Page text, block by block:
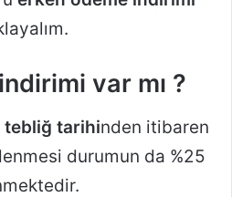
var mı ?
tebliğ tarihinden itibaren
durumun da %25